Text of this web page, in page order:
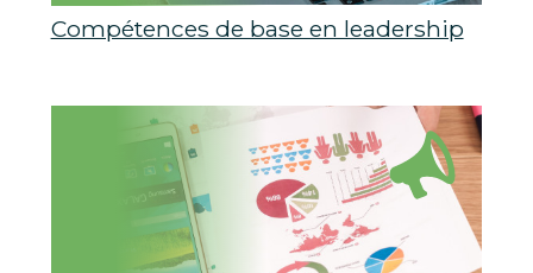
Compétences de base en leadership